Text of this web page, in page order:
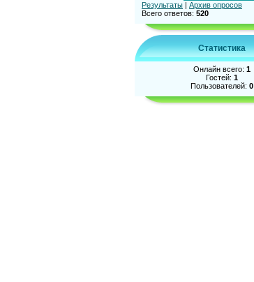
Результаты | Архив опросов
Всего ответов: 520
Статистика
Онлайн всего: 1
Гостей: 1
Пользователей: 0